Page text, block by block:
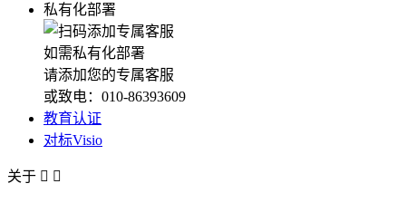
私有化部署
如需私有化部署
请添加您的专属客服
或致电：010-86393609
教育认证
对标Visio
关于  